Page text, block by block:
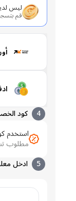
ليس لديك أي
قم بتسجيل
أورنج
ادفع
كود الخصم (
استخدم كود
مطلوب تسجيل
ادخل معلوماتك